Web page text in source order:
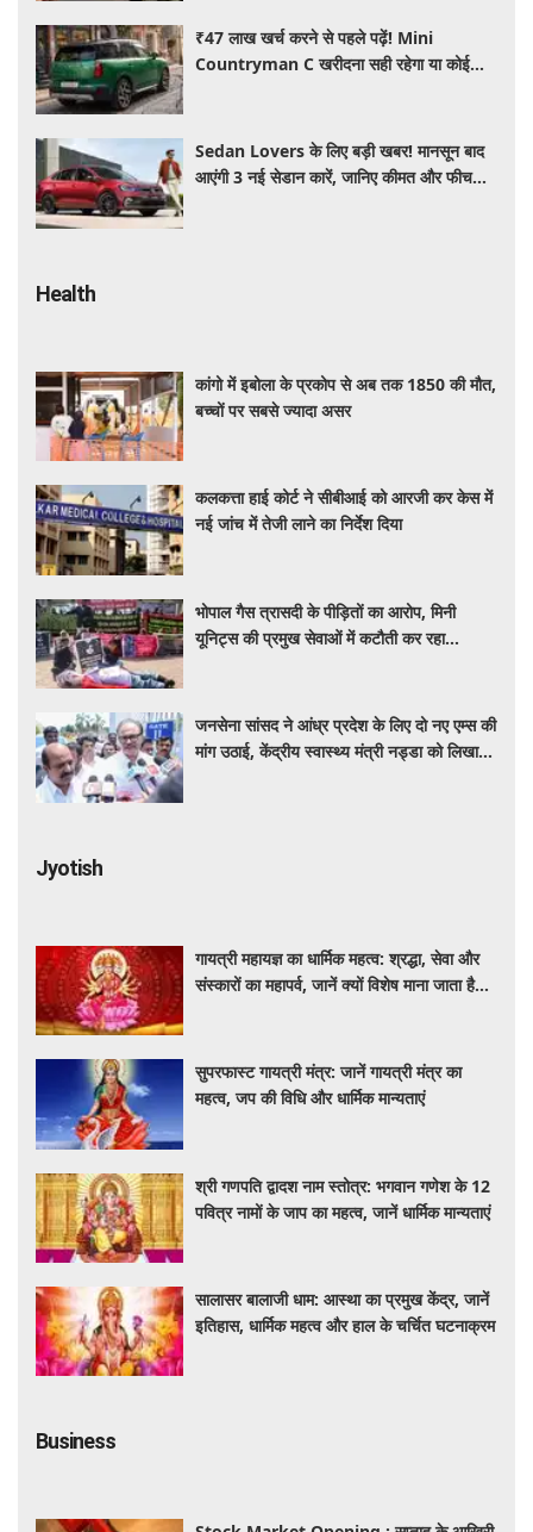
₹47 लाख खर्च करने से पहले पढ़ें! Mini
Countryman C खरीदना सही रहेगा या कोई
Sedan Lovers के लिए बड़ी खबर! मानसून बाद
आएंगी 3 नई सेडान कारें, जानिए कीमत और फीचर्स
Health
कांगो में इबोला के प्रकोप से अब तक 1850 की मौत,
बच्चों पर सबसे ज्यादा असर
कलकत्ता हाई कोर्ट ने सीबीआई को आरजी कर केस में
नई जांच में तेजी लाने का निर्देश दिया
भोपाल गैस त्रासदी के पीड़ितों का आरोप, मिनी
यूनिट्स की प्रमुख सेवाओं में कटौती कर रहा
जनसेना सांसद ने आंध्र प्रदेश के लिए दो नए एम्स की
मांग उठाई, केंद्रीय स्वास्थ्य मंत्री नड्डा को लिखा
Jyotish
गायत्री महायज्ञ का धार्मिक महत्व: श्रद्धा, सेवा और
संस्कारों का महापर्व, जानें क्यों विशेष माना जाता है
सुपरफास्ट गायत्री मंत्र: जानें गायत्री मंत्र का
महत्व, जप की विधि और धार्मिक मान्यताएं
श्री गणपति द्वादश नाम स्तोत्र: भगवान गणेश के 12
पवित्र नामों के जाप का महत्व, जानें धार्मिक मान्यताएं
सालासर बालाजी धाम: आस्था का प्रमुख केंद्र, जानें
इतिहास, धार्मिक महत्व और हाल के चर्चित घटनाक्रम
Business